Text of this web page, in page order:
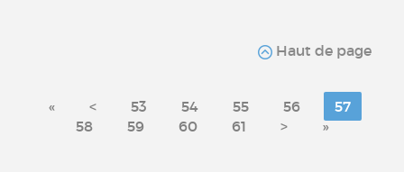
Haut de page
« < 53 54 55 56
57
58
59 60 61 > »